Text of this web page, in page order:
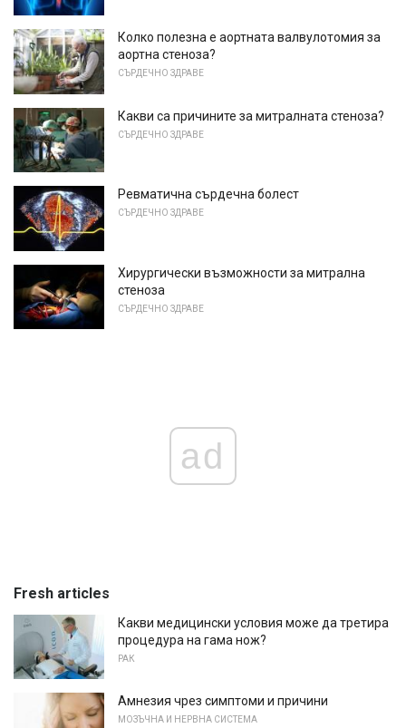
Колко полезна е аортната валвулотомия за
аортна стеноза?
СЪРДЕЧНО ЗДРАВЕ
Какви са причините за митралната стеноза?
СЪРДЕЧНО ЗДРАВЕ
Ревматична сърдечна болест
СЪРДЕЧНО ЗДРАВЕ
Хирургически възможности за митрална
стеноза
СЪРДЕЧНО ЗДРАВЕ
ad
Fresh articles
Какви медицински условия може да третира
процедура на гама нож?
РАК
Амнезия чрез симптоми и причини
МОЗЪЧНА И НЕРВНА СИСТЕМА